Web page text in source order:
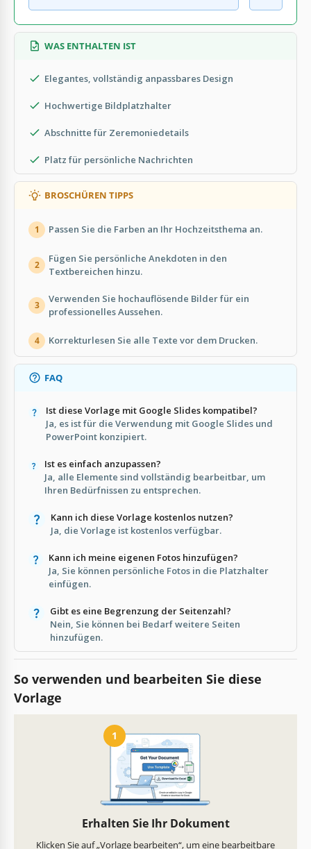
WAS ENTHALTEN IST
Elegantes, vollständig anpassbares Design
Hochwertige Bildplatzhalter
Abschnitte für Zeremoniedetails
Platz für persönliche Nachrichten
BROSCHÜREN TIPPS
1 Passen Sie die Farben an Ihr Hochzeitsthema an.
2
Fügen Sie persönliche Anekdoten in den
Textbereichen hinzu.
3
Verwenden Sie hochauflösende Bilder für ein
professionelles Aussehen.
4 Korrekturlesen Sie alle Texte vor dem Drucken.
FAQ
Ist diese Vorlage mit Google Slides kompatibel?
Ja, es ist für die Verwendung mit Google Slides und
PowerPoint konzipiert.
Ist es einfach anzupassen?
Ja, alle Elemente sind vollständig bearbeitbar, um
Ihren Bedürfnissen zu entsprechen.
Kann ich diese Vorlage kostenlos nutzen?
Ja, die Vorlage ist kostenlos verfügbar.
Kann ich meine eigenen Fotos hinzufügen?
Ja, Sie können persönliche Fotos in die Platzhalter
einfügen.
Gibt es eine Begrenzung der Seitenzahl?
Nein, Sie können bei Bedarf weitere Seiten
hinzufügen.
So verwenden und bearbeiten Sie diese
Vorlage
1
Erhalten Sie Ihr Dokument
Klicken Sie auf „Vorlage bearbeiten“, um eine bearbeitbare